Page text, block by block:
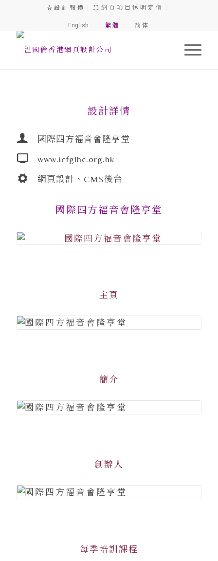
設 計 報 價 網 頁 項 目 透 明 定 價
English 繁 體 简 体
設計詳情
國際四方福音會隆亨堂
www.icfglhc.org.hk
網頁設計、CMS後台
國際四方福音會隆亨堂
主頁
簡介
創辦人
每季培訓課程